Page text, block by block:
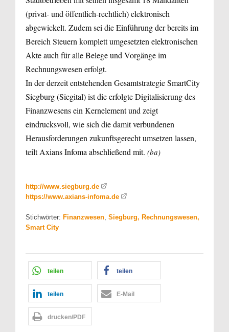
(privat- und öffentlich-rechtlich) elektronisch
abgewickelt. Zudem sei die Einführung der bereits im
Bereich Steuern komplett umgesetzten elektronischen
Akte auch für alle Belege und Vorgänge im
Rechnungswesen erfolgt.
In der derzeit entstehenden Gesamtstrategie SmartCity
Siegburg (Siegital) ist die erfolgte Digitalisierung des
Finanzwesens ein Kernelement und zeigt
eindrucksvoll, wie sich die damit verbundenen
Herausforderungen zukunftsgerecht umsetzen lassen,
teilt Axians Infoma abschließend mit. (ba)
http://www.siegburg.de
https://www.axians-infoma.de
Stichwörter: Finanzwesen, Siegburg, Rechnungswesen,
Smart City
teilen teilen
teilen E-Mail
drucken/PDF